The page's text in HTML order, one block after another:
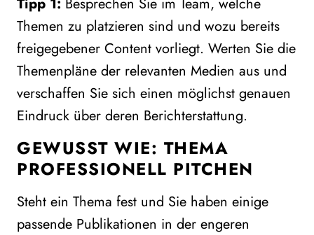
Themen zu platzieren sind und wozu bereits
freigegebener Content vorliegt. Werten Sie die
Themenpläne der relevanten Medien aus und
verschaffen Sie sich einen möglichst genauen
Eindruck über deren Berichterstattung.
GEWUSST WIE: THEMA
PROFESSIONELL PITCHEN
Steht ein Thema fest und Sie haben einige
passende Publikationen in der engeren